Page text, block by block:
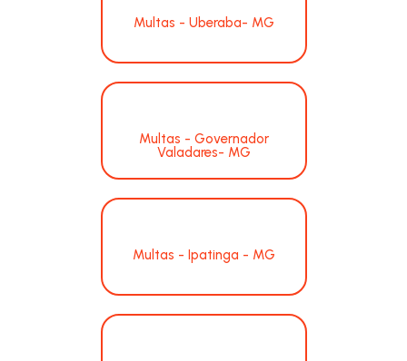
Multas - Uberaba- MG
Multas - Governador
Valadares- MG
Multas - Ipatinga - MG